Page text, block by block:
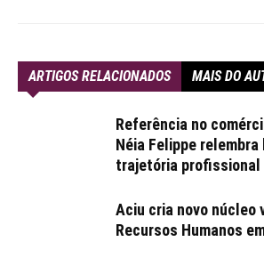
ARTIGOS RELACIONADOS MAIS DO
Referência no
Néia Felippe
trajetória profissional
Aciu cria novo núcleo
Recursos Humanos